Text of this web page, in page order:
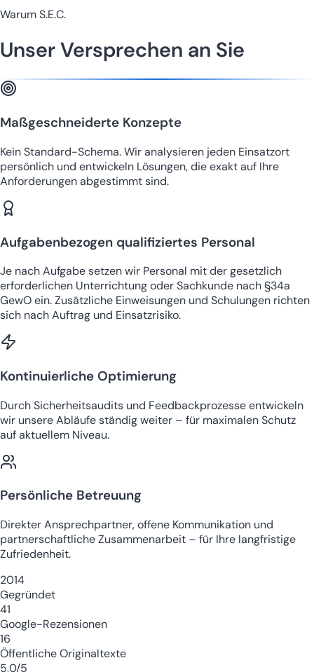
Warum S.E.C.
Unser Versprechen an Sie
Maßgeschneiderte Konzepte
Kein Standard-Schema. Wir analysieren jeden Einsatzort
persönlich und entwickeln Lösungen, die exakt auf Ihre
Anforderungen abgestimmt sind.
Aufgabenbezogen qualifiziertes Personal
Je nach Aufgabe setzen wir Personal mit der gesetzlich
erforderlichen Unterrichtung oder Sachkunde nach §34a
GewO ein. Zusätzliche Einweisungen und Schulungen richten
sich nach Auftrag und Einsatzrisiko.
Kontinuierliche Optimierung
Durch Sicherheitsaudits und Feedbackprozesse entwickeln
wir unsere Abläufe ständig weiter – für maximalen Schutz
auf aktuellem Niveau.
Persönliche Betreuung
Direkter Ansprechpartner, offene Kommunikation und
partnerschaftliche Zusammenarbeit – für Ihre langfristige
Zufriedenheit.
2014
Gegründet
41
Google-Rezensionen
16
Öffentliche Originaltexte
5,0/5